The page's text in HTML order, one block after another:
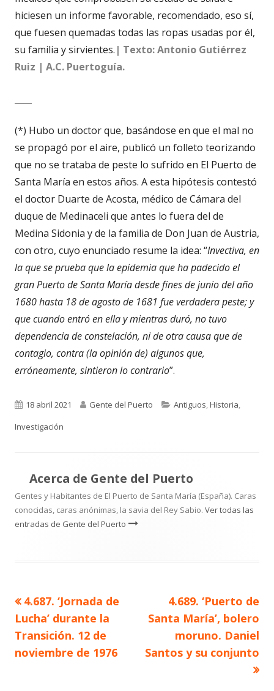
hiciesen un informe favorable, recomendado, eso sí,
que fuesen quemadas todas las ropas usadas por él,
su familia y sirvientes. | Texto: Antonio Gutiérrez
Ruiz | A.C. Puertoguía.
(*) Hubo un doctor que, basándose en que el mal no
se propagó por el aire, publicó un folleto teorizando
que no se trataba de peste lo sufrido en El Puerto de
Santa María en estos años. A esta hipótesis contestó
el doctor Duarte de Acosta, médico de Cámara del
duque de Medinaceli que antes lo fuera del de
Medina Sidonia y de la familia de Don Juan de Austria,
con otro, cuyo enunciado resume la idea: “Invectiva, en
la que se prueba que la epidemia que ha padecido el
gran Puerto de Santa María desde fines de junio del año
1680 hasta 18 de agosto de 1681 fue verdadera peste; y
que cuando entró en ella y mientras duró, no tuvo
dependencia de constelación, ni de otra causa que de
contagio, contra (la opinión de) algunos que,
erróneamente, sintieron lo contrario”.
Publicado
el
18 abril 2021 Autor
Gente del Puerto Categorías
Antiguos,Historia,
Investigación
Acerca de Gente del Puerto
Gentes y Habitantes de El Puerto de Santa María (España). Caras
conocidas, caras anónimas, la savia del Rey Sabio. Ver todas las
entradas de Gente del Puerto
Navegación
de
entradas
Artículo
anterior
4.687. ‘Jornada de
Lucha’ durante la
Transición. 12 de
noviembre de 1976
Artículo
siguiente
4.689. ‘Puerto de
Santa María’, bolero
moruno. Daniel
Santos y su conjunto